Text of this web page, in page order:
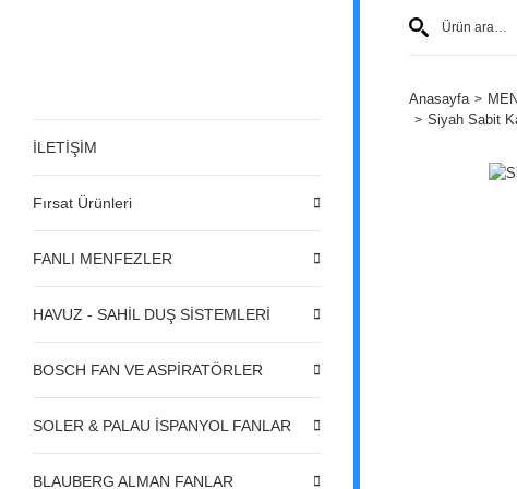
İLETİŞİM
Fırsat Ürünleri
FANLI MENFEZLER
HAVUZ - SAHİL DUŞ SİSTEMLERİ
BOSCH FAN VE ASPİRATÖRLER
SOLER & PALAU İSPANYOL FANLAR
BLAUBERG ALMAN FANLAR
Anasayfa
Siyah Sabit